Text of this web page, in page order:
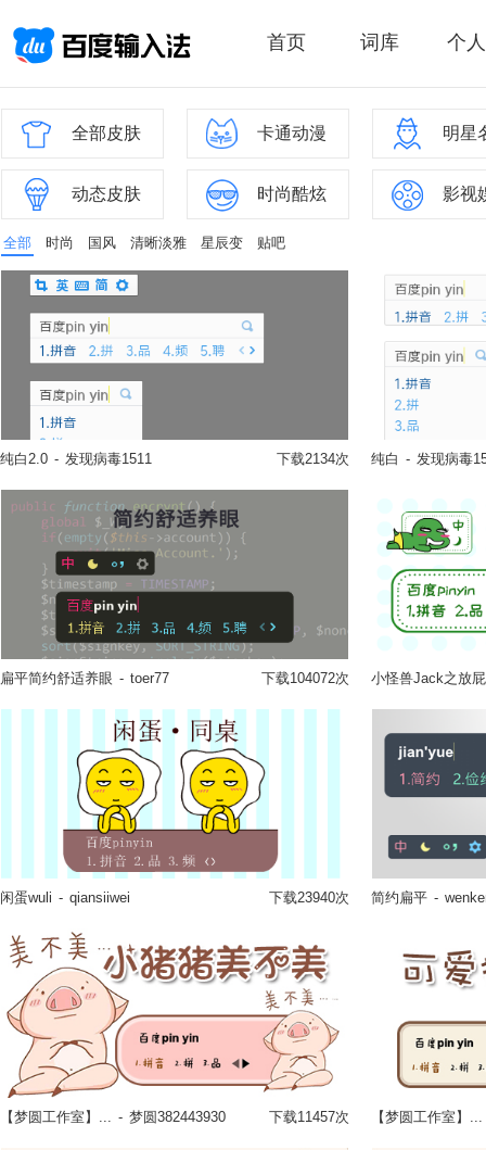
首页 词库 个
全部皮肤 卡通动漫 明星
动态皮肤 时尚酷炫 影视
全部 时尚 国风 清晰淡雅 星辰变 贴吧
立即换肤
纯白2.0 - 发现病毒1511 下载2134次 纯白 - 发现病毒
立即换肤
扁平简约舒适养眼 - toer77 下载104072次 小怪兽Jack之放屁
闲蛋wuli - qiansiiwei 下载23940次 简约扁平 -
立即换肤
【梦圆工作室】... - 梦圆382443930 下载11457次 【梦圆工作室】...